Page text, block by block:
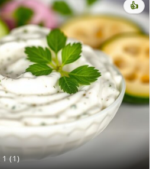
1 (1)
👍